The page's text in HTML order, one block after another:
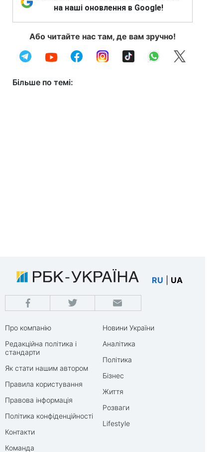
на наші оновлення в Google!
Або читайте нас там, де вам зручно!
Більше по темі:
RU UA
Про компанію
Редакційна політика і
стандарти
Як стати нашим автором
Правила користування
Правова інформація
Політика конфіденційності
Контакти
Команда
Новини України
Аналітика
Політика
Бізнес
Життя
Розваги
Lifestyle